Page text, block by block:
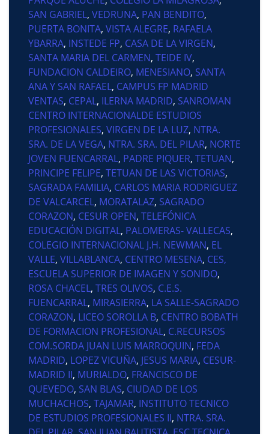
SAN GABRIEL, VEDRUNA, PAN BENDITO,
PUERTA BONITA, VISTA ALEGRE, RAFAELA
YBARRA, INSTEDE FP, CASA DE LA VIRGEN,
SANTA MARIA DEL CARMEN, TEIDE IV,
FUNDACION CALDEIRO, MENESIANO, SANTA
ANA Y SAN RAFAEL, CAMPUS FP MADRID
VENTAS, CEPAL, ILERNA MADRID, SANROMAN
CENTRO INTERNACIONALDE ESTUDIOS
PROFESIONALES, VIRGEN DE LA LUZ, NTRA.
SRA. DE LA VEGA, NTRA. SRA. DEL PILAR, NORTE
JOVEN FUENCARRAL, PADRE PIQUER, TETUAN,
PRINCIPE FELIPE, TETUAN DE LAS VICTORIAS,
SAGRADA FAMILIA, CARLOS MARIA RODRIGUEZ
DE VALCARCEL, MORATALAZ, SAGRADO
CORAZON, CESUR OPEN, TELEFÓNICA
EDUCACIÓN DIGITAL, PALOMERAS- VALLECAS,
COLEGIO INTERNACIONAL J.H. NEWMAN, EL
VALLE, VILLABLANCA, CENTRO MESENA, CES,
ESCUELA SUPERIOR DE IMAGEN Y SONIDO,
ROSA CHACEL, TRES OLIVOS, C.E.S.
FUENCARRAL, MIRASIERRA, LA SALLE-SAGRADO
CORAZON, LICEO SOROLLA B, CENTRO BOBATH
DE FORMACION PROFESIONAL, C.RECURSOS
COM.SORDA JUAN LUIS MARROQUIN, FEDA
MADRID, LOPEZ VICUÑA, JESUS MARIA, CESUR-
MADRID II, MURIALDO, FRANCISCO DE
QUEVEDO, SAN BLAS, CIUDAD DE LOS
MUCHACHOS, TAJAMAR, INSTITUTO TECNICO
DE ESTUDIOS PROFESIONALES II, NTRA. SRA.